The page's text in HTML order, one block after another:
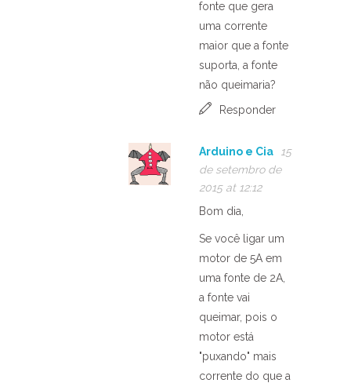
fonte que gera
uma corrente
maior que a fonte
suporta, a fonte
não queimaria?
Responder
Arduino e Cia
15
de setembro de
2015 at 12:12
Bom dia,
Se você ligar um
motor de 5A em
uma fonte de 2A,
a fonte vai
queimar, pois o
motor está
"puxando" mais
corrente do que a